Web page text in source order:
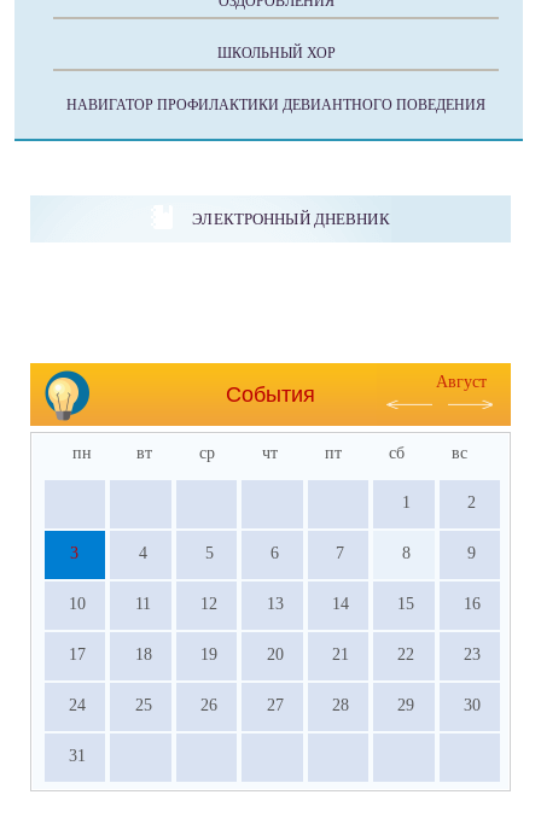
ШКОЛЬНЫЙ ХОР
НАВИГАТОР ПРОФИЛАКТИКИ ДЕВИАНТНОГО ПОВЕДЕНИЯ
ЭЛЕКТРОННЫЙ ДНЕВНИК
События
Август
пн вт ср чт пт сб вс
1 2
3 4 5 6 7 8 9
10 11 12 13 14 15 16
17 18 19 20 21 22 23
24 25 26 27 28 29 30
31